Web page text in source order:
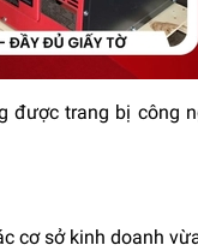
được trang bị công
cơ sở kinh doanh